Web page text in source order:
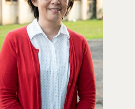
團隊成員
領域專長
24hrs D
D-Day
創新領域學士學位學程
創意創業學分學程
領導學分學程
實作中心
跟著董總實習
企業出題X臺大解題
探索學習計畫
NTU Beyond Borders
⁺SDGs
相關表單
D電子報
EN
Tel : +886 2 3366 1869